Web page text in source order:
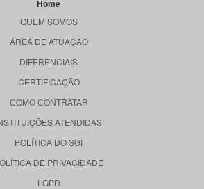
Home
QUEM SOMOS
ÁREA DE ATUAÇÃO
DIFERENCIAIS
CERTIFICAÇÃO
COMO CONTRATAR
ATENDIDAS
POLÍTICA DO SGI
DE PRIVACIDADE
LGPD